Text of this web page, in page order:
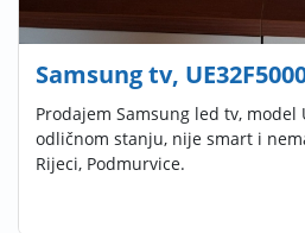
Samsung tv,
Prodajem Samsung led tv, model
odličnom stanju, nije smart i
Rijeci, Podmurvice.